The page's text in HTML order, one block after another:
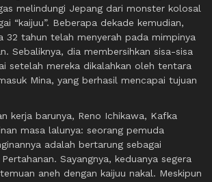
melindungi Jepang dari monster kolosal
“kaijuu”. Beberapa dekade kemudian,
32 tahun telah menyerah pada mimpinya
Sebaliknya, dia membersihkan sisa-sisa
setelah mereka dikalahkan oleh tentara
Mina, yang berhasil mencapai tujuan
kerja barunya, Reno Ichikawa, Kafka
masa lalunya: seorang pemuda
adalah bertarung sebagai
Sayangnya, keduanya segera
aneh dengan kaijuu nakal. Meskipun